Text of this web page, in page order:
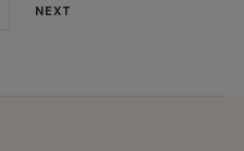
NEXT